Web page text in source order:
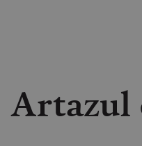
Artazul